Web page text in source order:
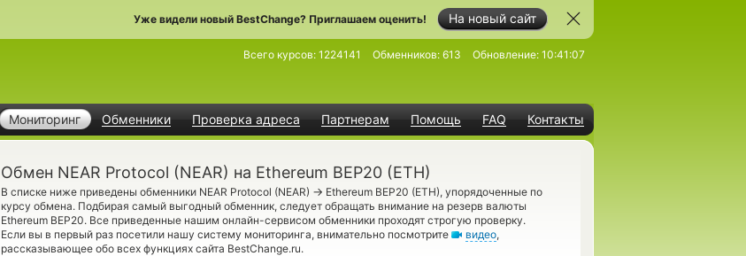
На новый сайт
Уже видели новый BestChange? Приглашаем оценить!
Мониторинг Обменники Проверка адреса Партнерам Помощь FAQ Контакты
Всего курсов: 1224141 Обменников: 613 Обновление: 10:41:07
Обмен NEAR Protocol (NEAR) на Ethereum BEP20 (ETH)
В списке ниже приведены обменники NEAR Protocol (NEAR) → Ethereum BEP20 (ETH), упорядоченные по
курсу обмена. Подбирая самый выгодный обменник, следует обращать внимание на резерв валюты
Ethereum BEP20. Все приведенные нашим онлайн-сервисом обменники проходят строгую проверку.
Если вы в первый раз посетили нашу систему мониторинга, внимательно посмотрите
видео,
рассказывающее обо всех функциях сайта BestChange.ru.